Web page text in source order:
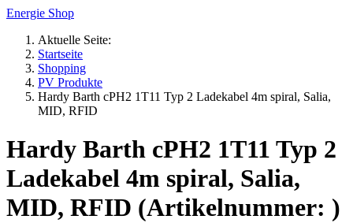
Energie Shop
Aktuelle Seite:
Startseite
Shopping
PV Produkte
Hardy Barth cPH2 1T11 Typ 2 Ladekabel 4m spiral, Salia,
MID, RFID
Hardy Barth cPH2 1T11 Typ 2
Ladekabel 4m spiral, Salia,
MID, RFID (Artikelnummer: )